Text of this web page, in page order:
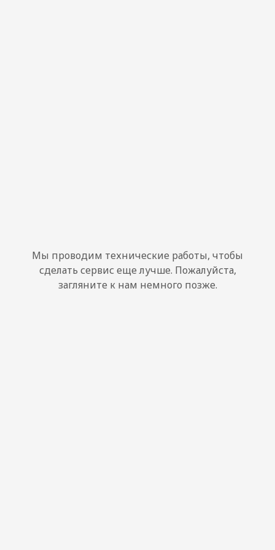
Мы проводим технические работы, чтобы
сделать сервис еще лучше. Пожалуйста,
загляните к нам немного позже.